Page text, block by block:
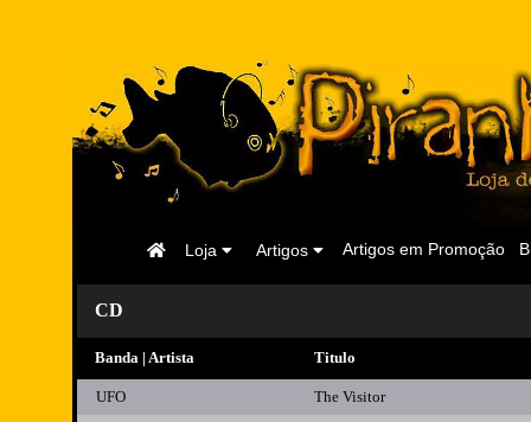
Artigos em Promoção
Artigos
Loja
Página
CD
Banda | Artista Titulo
UFO
The Visitor